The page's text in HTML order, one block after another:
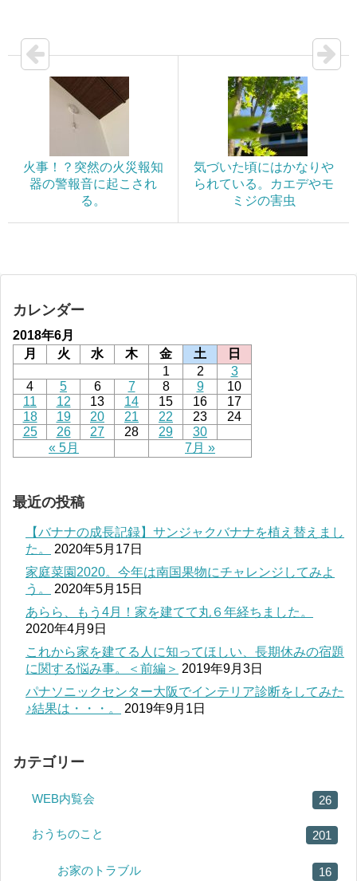
火事！？突然の火災報知
器の警報音に起こされ
る。
気づいた頃にはかなりや
られている。カエデやモ
ミジの害虫
カレンダー
2018年6月
月
火 水 木 金 土 日
« 5月 7月 »
1 2
3
4
5 6 7 8 9
10
11
12 13 14 15 16
17
18
19 20 21 22 23
24
25
26 27 28 29 30
最近の投稿
【バナナの成長記録】サンジャクバナナを植え替えまし
た。
2020年5月17日
家庭菜園2020。今年は南国果物にチャレンジしてみよ
う。
2020年5月15日
あらら、もう4月！家を建てて丸６年経ちました。
2020年4月9日
これから家を建てる人に知ってほしい、長期休みの宿題
に関する悩み事。＜前編＞ 2019年9月3日
パナソニックセンター大阪でインテリア診断をしてみた
♪結果は・・・。
2019年9月1日
カテゴリー
WEB内覧会 26
おうちのこと 201
お家のトラブル 16